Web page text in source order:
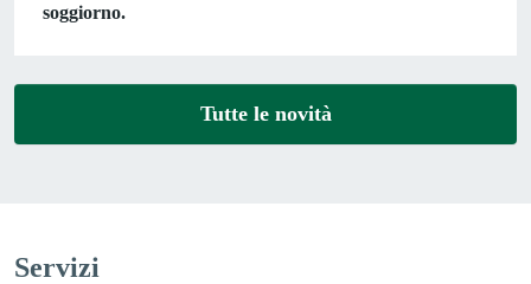
soggiorno.
Tutte le novità
Servizi